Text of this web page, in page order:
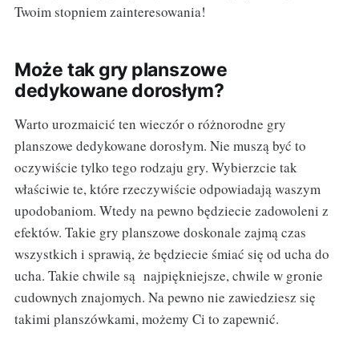
Twoim stopniem zainteresowania!
Może tak gry planszowe
dedykowane dorosłym?
Warto urozmaicić ten wieczór o różnorodne gry
planszowe dedykowane dorosłym. Nie muszą być to
oczywiście tylko tego rodzaju gry. Wybierzcie tak
właściwie te, które rzeczywiście odpowiadają waszym
upodobaniom. Wtedy na pewno będziecie zadowoleni z
efektów. Takie gry planszowe doskonale zajmą czas
wszystkich i sprawią, że będziecie śmiać się od ucha do
ucha. Takie chwile są najpiękniejsze, chwile w gronie
cudownych znajomych. Na pewno nie zawiedziesz się
takimi planszówkami, możemy Ci to zapewnić.